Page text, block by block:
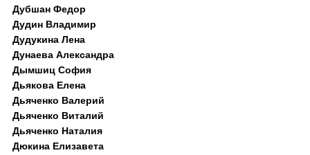
Дубшан Федор
Дудин Владимир
Дудукина Лена
Дунаева Александра
Дымшиц София
Дьякова Елена
Дьяченко Валерий
Дьяченко Виталий
Дьяченко Наталия
Дюкина Елизавета